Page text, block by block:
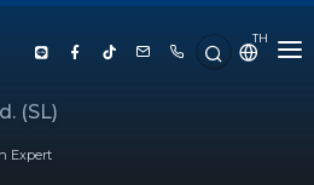
TH
(SL)
Expert